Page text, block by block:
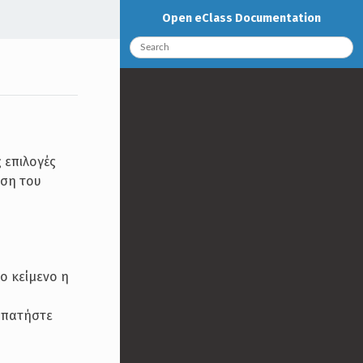
του
κείμενο η
πατήστε
Open eClass Documentation